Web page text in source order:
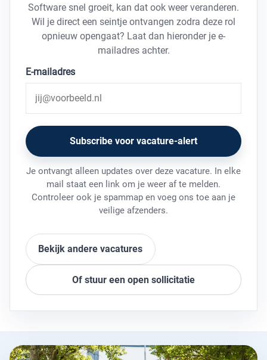
Software snel groeit, kan dat ook weer veranderen.
Wil je direct een seintje ontvangen zodra deze rol
opnieuw opengaat? Laat dan hieronder je e-
mailadres achter.
E-mailadres
Subscribe voor vacature-alert
Je ontvangt alleen updates over deze vacature. In elke
mail staat een link om je weer af te melden.
Controleer ook je spammap en voeg ons toe aan je
veilige afzenders.
Bekijk andere vacatures
Of stuur een open sollicitatie